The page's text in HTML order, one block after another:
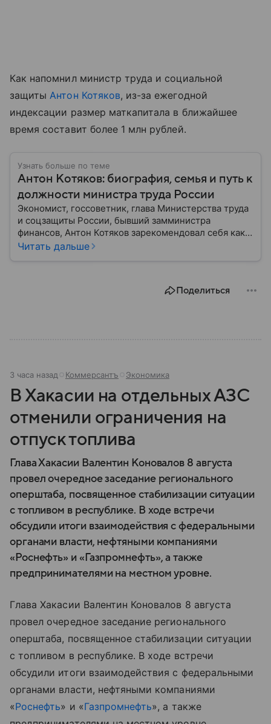
Как напомнил министр труда и социальной
защиты Антон Котяков, из-за ежегодной
индексации размер маткапитала в ближайшее
время составит более 1 млн рублей.
Узнать больше по теме
Антон Котяков: биография, семья и путь к
должности министра труда России
Экономист, госсоветник, глава Министерства труда
и соцзащиты России, бывший замминистра
финансов, Антон Котяков зарекомендовал себя как
профессионал в области управления, успешно
Читать дальше
Поделиться
3 часа назад Коммерсантъ Экономика
В Хакасии на отдельных АЗС
отменили ограничения на
отпуск топлива
Глава Хакасии Валентин Коновалов 8 августа
провел очередное заседание регионального
оперштаба, посвященное стабилизации ситуации
с топливом в республике. В ходе встречи
обсудили итоги взаимодействия с федеральными
органами власти, нефтяными компаниями
«Роснефть» и «Газпромнефть», а также
предпринимателями на местном уровне.
Глава Хакасии Валентин Коновалов 8 августа
провел очередное заседание регионального
оперштаба, посвященное стабилизации ситуации
с топливом в республике. В ходе встречи
обсудили итоги взаимодействия с федеральными
органами власти, нефтяными компаниями
«Роснефть» и «Газпромнефть», а также